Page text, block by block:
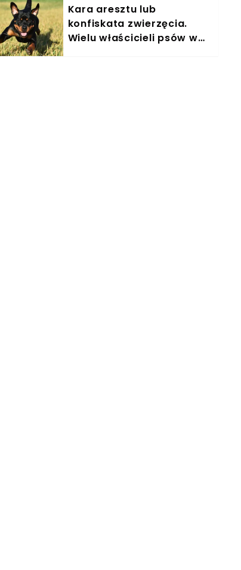
Kara aresztu lub
konfiskata zwierzęcia.
Wielu właścicieli psów w